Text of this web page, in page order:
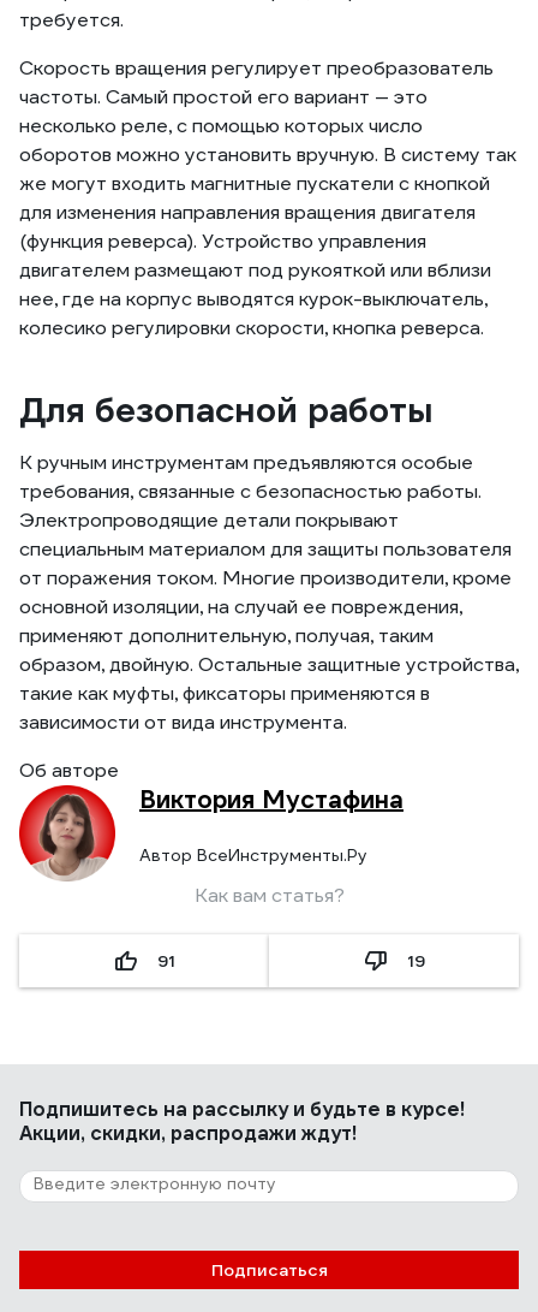
требуется.
Скорость вращения регулирует преобразователь
частоты. Самый простой его вариант — это
несколько реле, с помощью которых число
оборотов можно установить вручную. В систему так
же могут входить магнитные пускатели с кнопкой
для изменения направления вращения двигателя
(функция реверса). Устройство управления
двигателем размещают под рукояткой или вблизи
нее, где на корпус выводятся курок-выключатель,
колесико регулировки скорости, кнопка реверса.
Для безопасной работы
К ручным инструментам предъявляются особые
требования, связанные с безопасностью работы.
Электропроводящие детали покрывают
специальным материалом для защиты пользователя
от поражения током. Многие производители, кроме
основной изоляции, на случай ее повреждения,
применяют дополнительную, получая, таким
образом, двойную. Остальные защитные устройства,
такие как муфты, фиксаторы применяются в
зависимости от вида инструмента.
Об авторе
Виктория Мустафина
Автор ВсеИнструменты.Ру
Как вам статья?
91 19
Подпишитесь на рассылкуи будьте в курсе!
Акции, скидки, распродажи ждут!
Подписаться